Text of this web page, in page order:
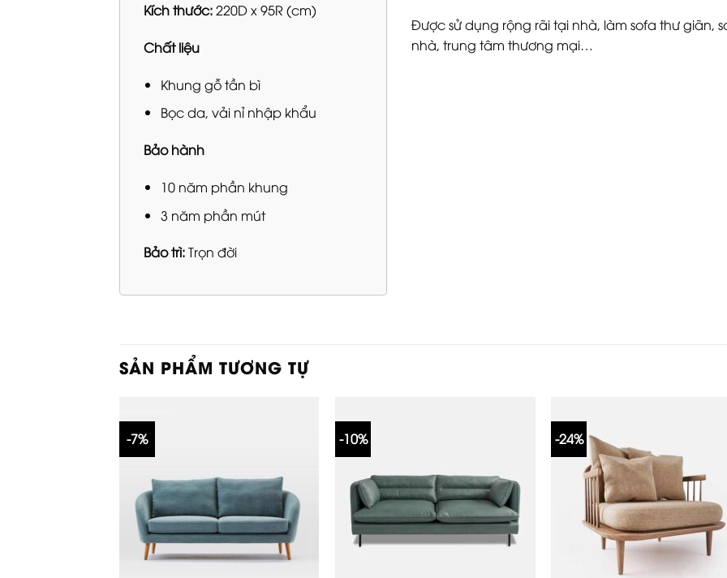
Kích thước:220D x 95R (cm)
Chất liệu
Khung gỗ tần bì
Bọc da, vải nỉ nhập khẩu
Bảo hành
10 năm phần khung
3 năm phần mút
Bảo trì:Trọn đời
Được sử dụng rộng rãi tại nhà, làm sofa thư giãn,
nhà, trung tâm thương mại…
SẢN PHẨM TƯƠNG TỰ
-7% -10% -24%